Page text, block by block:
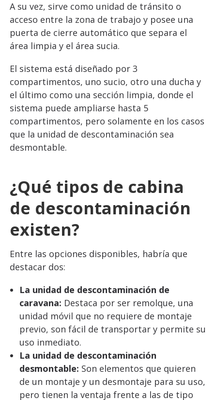
A su vez, sirve como unidad de tránsito o
acceso entre la zona de trabajo y posee una
puerta de cierre automático que separa el
área limpia y el área sucia.
El sistema está diseñado por 3
compartimentos, uno sucio, otro una ducha y
el último como una sección limpia, donde el
sistema puede ampliarse hasta 5
compartimentos, pero solamente en los casos
que la unidad de descontaminación sea
desmontable.
¿Qué tipos de cabina
de descontaminación
existen?
Entre las opciones disponibles, habría que
destacar dos:
La unidad de descontaminación de
caravana: Destaca por ser remolque, una
unidad móvil que no requiere de montaje
previo, son fácil de transportar y permite su
uso inmediato.
La unidad de descontaminación
desmontable: Son elementos que quieren
de un montaje y un desmontaje para su uso,
pero tienen la ventaja frente a las de tipo